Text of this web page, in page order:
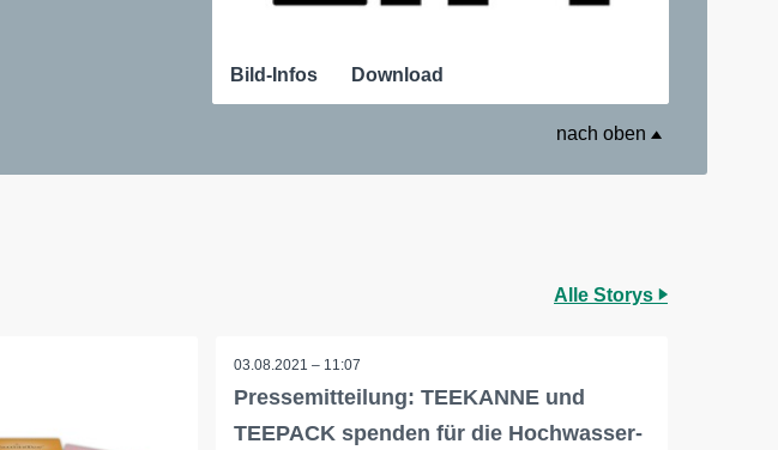
Bild-Infos Download
nach oben
Alle Storys
03.08.2021 – 11:07
Pressemitteilung: TEEKANNE und
TEEPACK spenden für die Hochwasser-